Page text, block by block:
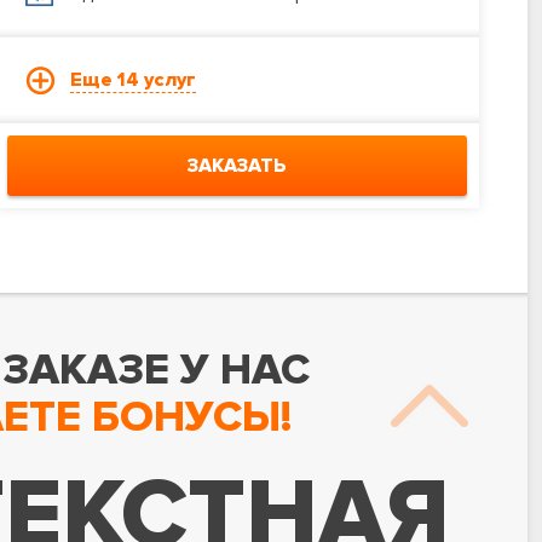
Еще 14 услуг
ЗАКАЗАТЬ
У НАС
БОНУСЫ!